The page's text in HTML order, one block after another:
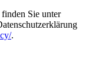
Sie unter
.